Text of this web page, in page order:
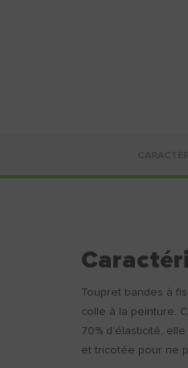
Toupret bandes à
colle à la peinture.
70% d'élasticité,
et tricotée pour ne